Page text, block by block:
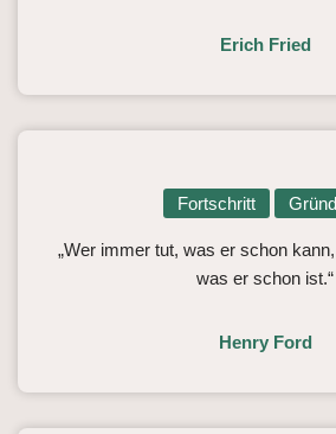
Erich Fried
Fortschritt
„Wer immer tut, was er schon
was er schon ist.“
Henry Ford